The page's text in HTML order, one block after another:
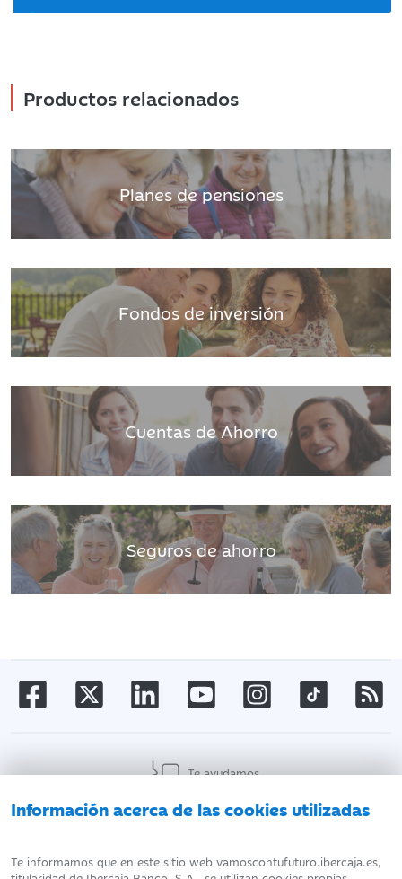
Información acerca de las cookies utilizadas
Te informamos que en este sitio web vamoscontufuturo.ibercaja.es,
Productos relacionados
Planes de pensiones
Fondos de inversión
Cuentas de Ahorro
Seguros de ahorro
Te ayudamos